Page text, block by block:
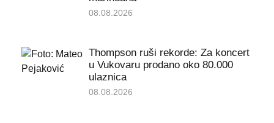
08.08.2026
Thompson ruši rekorde: Za koncert
u Vukovaru prodano oko 80.000
ulaznica
08.08.2026